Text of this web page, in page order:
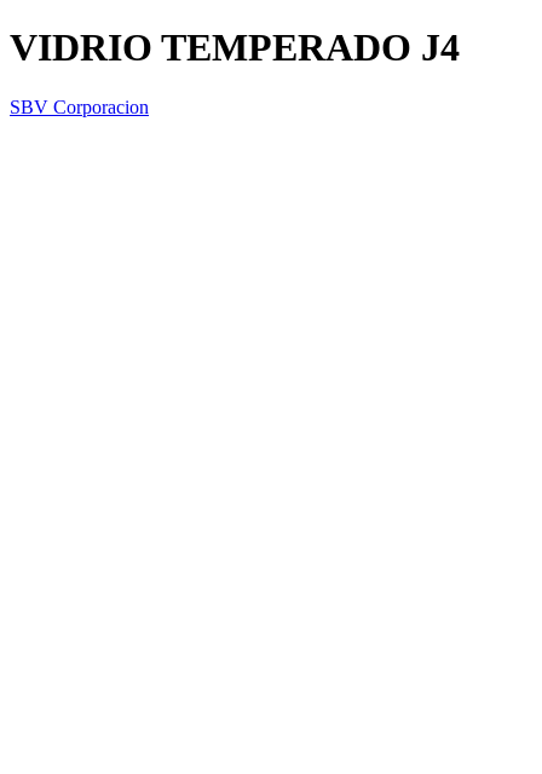
VIDRIO TEMPERADO J4
SBV Corporacion